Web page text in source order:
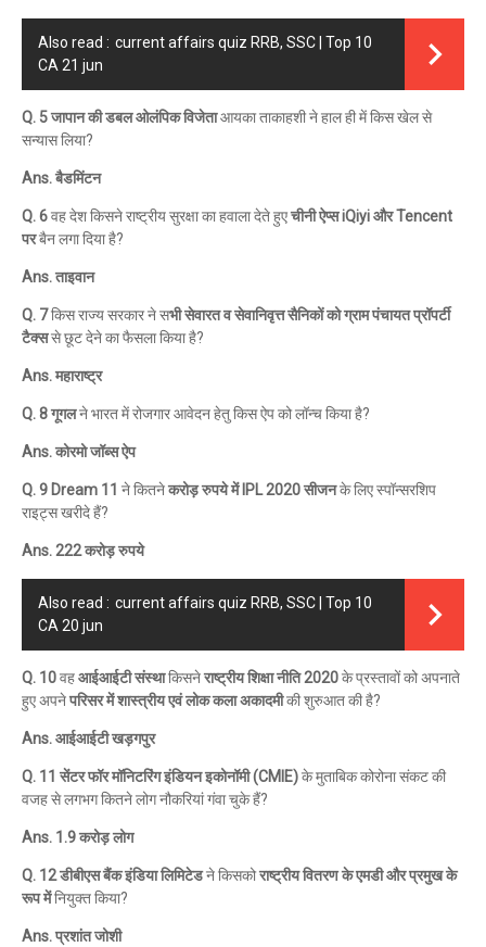
Also read : current affairs quiz RRB, SSC | Top 10
CA 21 jun
Q. 5 जापान की डबल ओलंपिक विजेताआयका ताकाहशी ने हाल ही में किस खेल से
सन्यास लिया?
Ans. बैडमिंटन
Q. 6वह देश किसने राष्ट्रीय सुरक्षा का हवाला देते हुएचीनी ऐप्स iQiyi और Tencent
परबैन लगा दिया है?
Ans. ताइवान
Q. 7किस राज्य सरकार ने सभी सेवारत व सेवानिवृत्त सैनिकों को ग्राम पंचायत प्रॉपर्टी
टैक्ससे छूट देने का फैसला किया है?
Ans. महाराष्ट्र
Q. 8 गूगलने भारत में रोजगार आवेदन हेतु किस ऐप को लॉन्च किया है?
Ans. कोरमो जॉब्स ऐप
Q. 9 Dream 11 ने कितनेकरोड़ रुपये में IPL 2020 सीजनके लिए स्पॉन्सरशिप
राइट्स खरीदे हैं?
Ans. 222 करोड़ रुपये
Also read : current affairs quiz RRB, SSC | Top 10
CA 20 jun
Q. 10वहआईआईटी संस्थाकिसनेराष्ट्रीय शिक्षा नीति 2020के प्रस्तावों को अपनाते
हुए अपनेपरिसर में शास्त्रीय एवं लोक कला अकादमीकी शुरुआत की है?
Ans. आईआईटी खड़गपुर
Q. 11 सेंटर फॉर मॉनिटरिंग इंडियन इकोनॉमी (CMIE)के मुताबिक कोरोना संकट की
वजह से लगभग कितने लोग नौकरियां गंवा चुके हैं?
Ans. 1.9 करोड़ लोग
Q. 12 डीबीएस बैंक इंडिया लिमिटेडने किसकोराष्ट्रीय वितरण के एमडी और प्रमुख के
रूप मेंनियुक्त किया?
Ans. प्रशांत जोशी